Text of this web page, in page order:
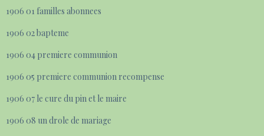
1906 01 familles abonnees
1906 02 bapteme
1906 04 premiere communion
1906 05 premiere communion recompense
1906 07 le cure du pin et le maire
1906 08 un drole de mariage